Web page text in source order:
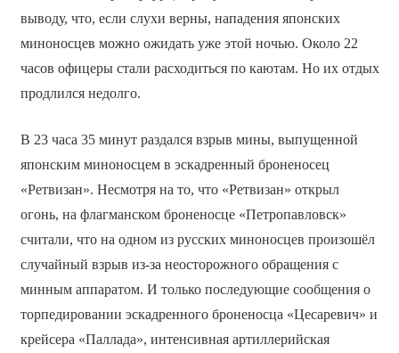
выводу, что, если слухи верны, нападения японских
миноносцев можно ожидать уже этой ночью. Около 22
часов офицеры стали расходиться по каютам. Но их отдых
продлился недолго.
В 23 часа 35 минут раздался взрыв мины, выпущенной
японским миноносцем в эскадренный броненосец
«Ретвизан». Несмотря на то, что «Ретвизан» открыл
огонь, на флагманском броненосце «Петропавловск»
считали, что на одном из русских миноносцев произошёл
случайный взрыв из-за неосторожного обращения с
минным аппаратом. И только последующие сообщения о
торпедировании эскадренного броненосца «Цесаревич» и
крейсера «Паллада», интенсивная артиллерийская